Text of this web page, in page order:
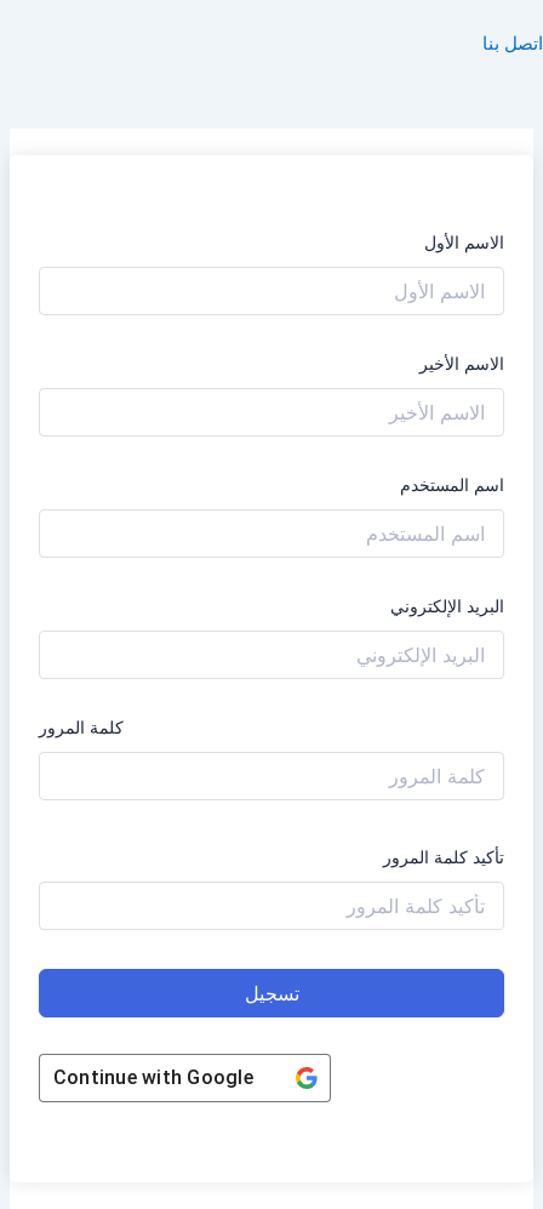
اتصل بنا
الاسم الأول
الاسم الأخير
اسم المستخدم
البريد الإلكتروني
كلمة المرور
تأكيد كلمة المرور
تسجيل
Continue with Google